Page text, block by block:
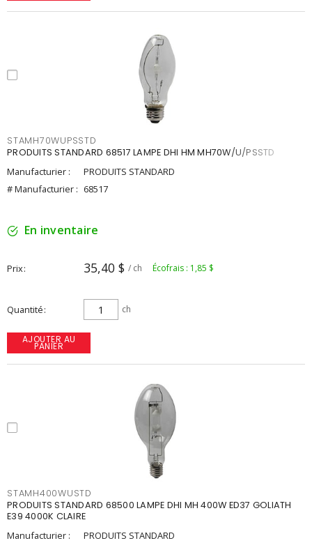
STAMH70WUPSSTD
PRODUITS STANDARD 68517 LAMPE DHI HM MH70W/U/PSSTD
Manufacturier :
PRODUITS STANDARD
# Manufacturier : 68517
En inventaire
Prix 35,40 $ / ch Écofrais : 1,85 $
Quantité ch
AJOUTER AU
PANIER
STAMH400WUSTD
PRODUITS STANDARD 68500 LAMPE DHI MH 400W ED37 GOLIATH
E39 4000K CLAIRE
Manufacturier :
PRODUITS STANDARD